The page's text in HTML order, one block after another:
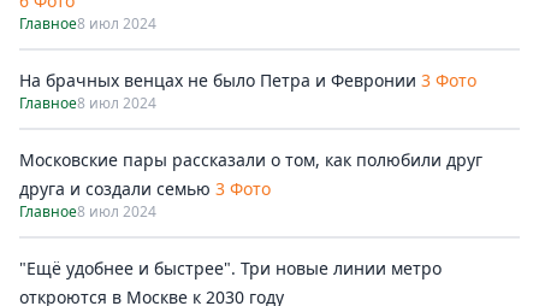
Главное8 июл 2024
На брачных венцах не было Петра и Февронии 3 Фото
Главное8 июл 2024
Московские пары рассказали о том, как полюбили друг
друга и создали семью 3 Фото
Главное8 июл 2024
"Ещё удобнее и быстрее". Три новые линии метро
откроются в Москве к 2030 году